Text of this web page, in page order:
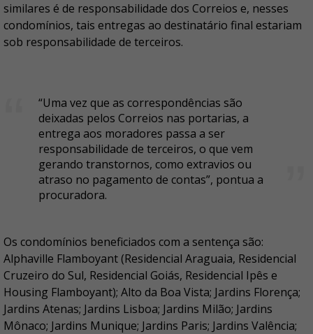
similares é de responsabilidade dos Correios e, nesses
condomínios, tais entregas ao destinatário final estariam
sob responsabilidade de terceiros.
“Uma vez que as correspondências são
deixadas pelos Correios nas portarias, a
entrega aos moradores passa a ser
responsabilidade de terceiros, o que vem
gerando transtornos, como extravios ou
atraso no pagamento de contas”, pontua a
procuradora.
Os condomínios beneficiados com a sentença são:
Alphaville Flamboyant (Residencial Araguaia, Residencial
Cruzeiro do Sul, Residencial Goiás, Residencial Ipês e
Housing Flamboyant); Alto da Boa Vista; Jardins Florença;
Jardins Atenas; Jardins Lisboa; Jardins Milão; Jardins
Mônaco; Jardins Munique; Jardins Paris; Jardins Valência;